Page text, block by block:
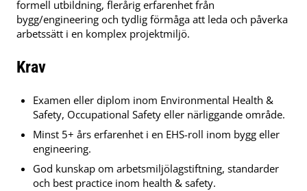
formell utbildning, flerårig erfarenhet från
bygg/engineering och tydlig förmåga att leda och påverka
arbetssätt i en komplex projektmiljö.
Krav
Examen eller diplom inom Environmental Health &
Safety, Occupational Safety eller närliggande område.
Minst 5+ års erfarenhet i en EHS-roll inom bygg eller
engineering.
God kunskap om arbetsmiljölagstiftning, standarder
och best practice inom health & safety.